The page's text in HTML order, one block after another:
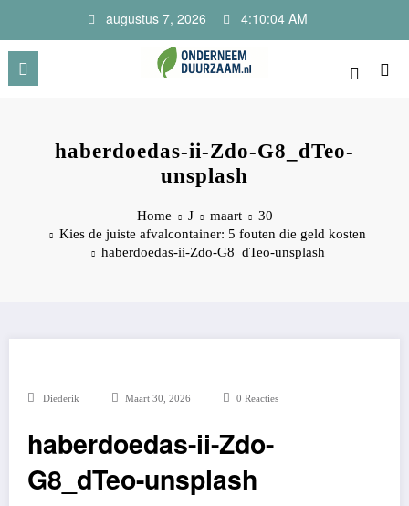
de
inhoud
augustus 7, 2026 4:10:04 AM
haberdoedas-ii-Zdo-G8_dTeo-
unsplash
Home J maart
30
Kies de juiste afvalcontainer: 5 fouten die geld kosten
haberdoedas-ii-Zdo-G8_dTeo-unsplash
Diederik Maart 30, 2026 0 Reacties
haberdoedas-ii-Zdo-
G8_dTeo-unsplash